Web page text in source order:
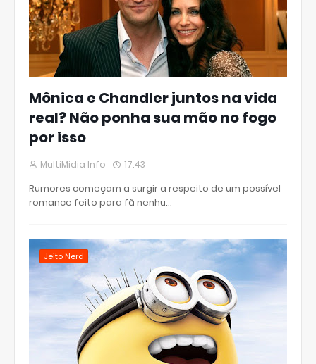
Mônica e Chandler juntos na vida
real? Não ponha sua mão no fogo
por isso
MultiMidia Info 17:43
Rumores começam a surgir a respeito de um possível
romance feito para fã nenhu…
Jeito Nerd